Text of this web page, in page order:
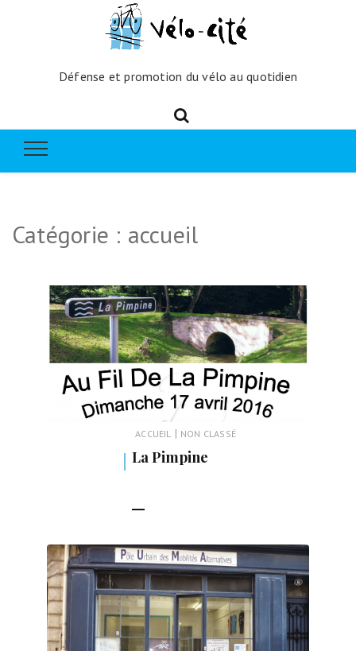
Défense et promotion du vélo au quotidien
Catégorie : accueil
ACCUEIL | NON CLASSÉ
La Pimpine